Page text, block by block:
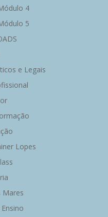
4
5
e Legais
Lopes
Mares